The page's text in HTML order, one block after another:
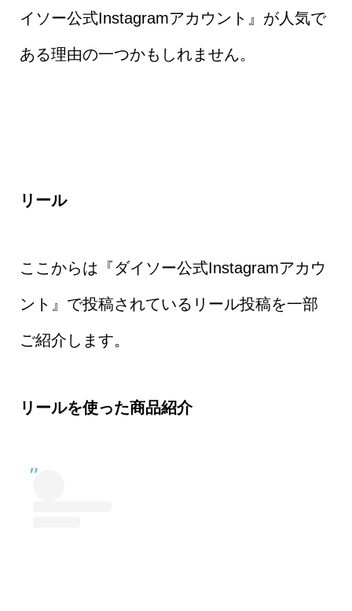
イソー公式Instagramアカウント』が人気で
ある理由の一つかもしれません。
リール
ここからは『ダイソー公式Instagramアカウ
ント』で投稿されているリール投稿を一部
ご紹介します。
リールを使った商品紹介